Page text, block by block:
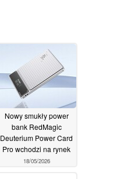
Nowy smukły power
bank RedMagic
Deuterium Power Card
Pro wchodzi na rynek
18/05/2026